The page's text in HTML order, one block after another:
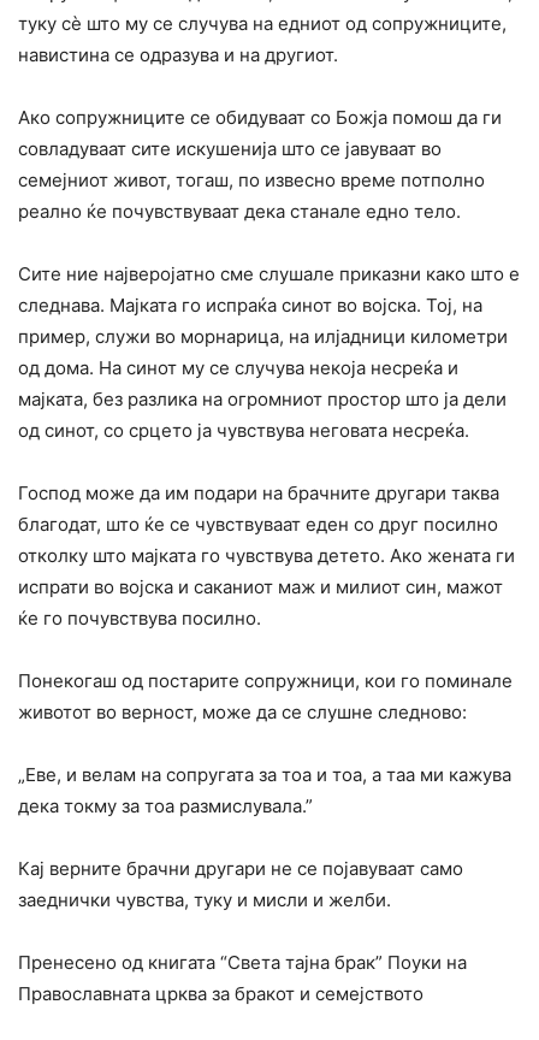
туку сѐ што му се случува на едниот од сопружниците,
навистина се одразува и на другиот.
Ако сопружниците се обидуваат co Божја помош да ги
совладуваат сите искушенија што се јавуваат во
семејниот живот, тогаш, по извесно време потполно
реално ќе почувствуваат дека станале едно тело.
Сите ние најверојатно сме слушале приказни како што е
следнава. Мајката го испраќа синот во војска. Тој, на
пример, служи во морнарица, на илјадници километри
од дома. На синот му се случува некоја несреќа и
мајката, без разлика на огромниот простор што ja дели
од синот, co срцето ja чувствува неговата несреќа.
Господ може да им подари на брачните другари таква
благодат, што ќе се чувствуваат еден co друг посилно
отколку што мајката го чувствува детето. Ако жената ги
испрати во војска и саканиот маж и милиот син, мажот
ќе го почувствува посилно.
Понекогаш од постарите сопружници, кои го поминале
животот во верност, може да се слушне следново:
„Еве, и велам на сопругата за тоа и тоа, a таа ми кажува
дека токму за тоа размислувала.”
Кај верните брачни другари не се појавуваат само
заеднички чувства, туку и мисли и желби.
Пренесено од книгата “Света тајна брак” Поуки на
Православната црква за бракот и семејството